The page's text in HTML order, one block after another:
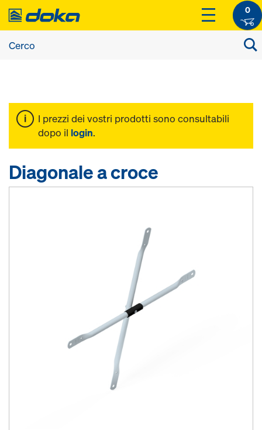
0
I prezzi dei vostri prodotti sono consultabili
dopo il login.
Diagonale a croce